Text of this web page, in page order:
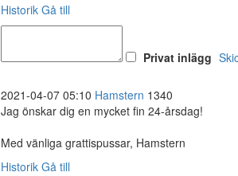
Historik Gå till
Privat inlägg
2021-04-07 05:10 Hamstern 1340
Jag önskar dig en mycket fin 24-årsdag!
Med vänliga grattispussar, Hamstern
Historik Gå till